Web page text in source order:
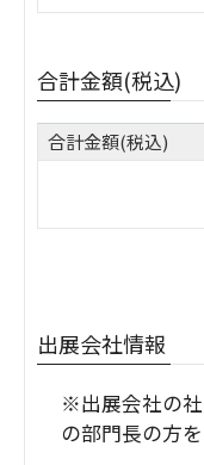
合計金額(税込)
合計金額(税込)
出展会社情報
※出展会社の
の部門長の方